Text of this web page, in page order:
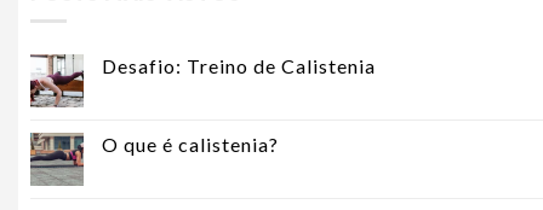
Desafio: Treino de Calistenia
O que é calistenia?